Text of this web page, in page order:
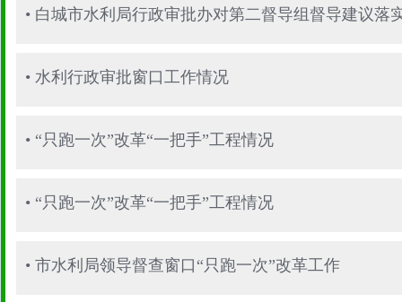
• 白城市水利局行政审批办对第二督导组督导建议落
• 水利行政审批窗口工作情况
• “只跑一次”改革“一把手”工程情况
• “只跑一次”改革“一把手”工程情况
• 市水利局领导督查窗口“只跑一次”改革工作